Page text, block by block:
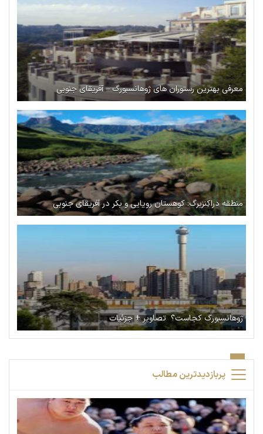
معرفی بهترین رستوران‌ های ژوهانسبورگ – آفریقای جنوبی
منطقه دراکِنزبرگ: کوهستان رویایی و بکر در آفریقای جنوبی
ژوهانسبورگ کجاست؟ تصاویر + جزئیات
پربازدیدترین مطالب